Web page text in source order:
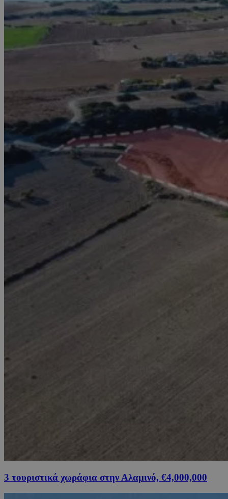
3 τουριστικά χωράφια στην Αλαμινό, €4,000,000